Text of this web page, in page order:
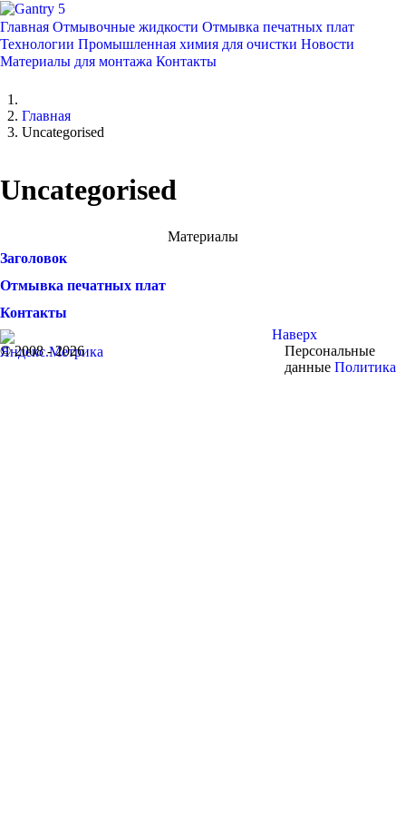
Главная Отмывочные жидкости Отмывка печатных плат
Технологии Промышленная химия для очистки Новости
Материалы для монтажа Контакты
Главная
Uncategorised
Uncategorised
Материалы
Заголовок
Отмывка печатных плат
Контакты
Наверх
© 2008 - 2026
Персональные
данные Политика